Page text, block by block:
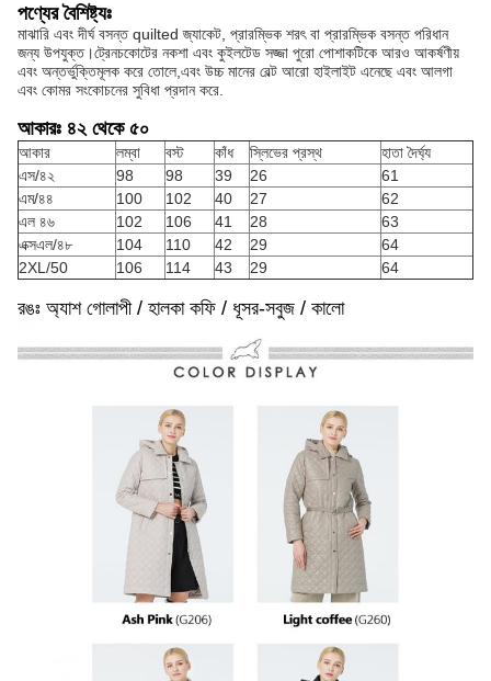
পণ্যের বৈশিষ্ট্যঃ
মাঝারি এবং দীর্ঘ বসন্ত quilted জ্যাকেট, প্রারম্ভিক শরৎ বা প্রারম্ভিক বসন্ত পরিধান
জন্য উপযুক্ত।ট্রেনচকোটের নকশা এবং কুইলটেড সজ্জা পুরো পোশাকটিকে আরও আকর্ষণীয়
এবং অন্তর্ভুক্তিমূলক করে তোলে,এবং উচ্চ মানের বেল্ট আরো হাইলাইট এনেছে এবং আলগা
এবং কোমর সংকোচনের সুবিধা প্রদান করে.
আকারঃ ৪২ থেকে ৫০
আকার লম্বা বস্ট কাঁধ স্লিভের প্রস্থ
হাতা দৈর্ঘ্য
এস/৪২
98 98 39 26
61
এম/৪৪
100 102 40 27
62
এল ৪৬
102 106 41 28
63
এক্সএল/৪৮
104 110 42 29
64
2XL/50
106 114 43 29 64
রঙঃ অ্যাশ গোলাপী / হালকা কফি / ধূসর-সবুজ / কালো